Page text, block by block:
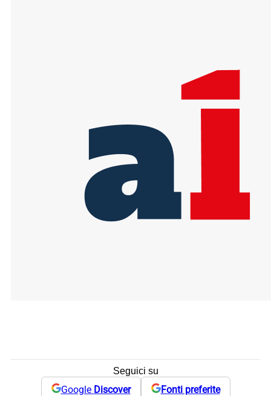
Seguici su
Google Discover Fonti preferite